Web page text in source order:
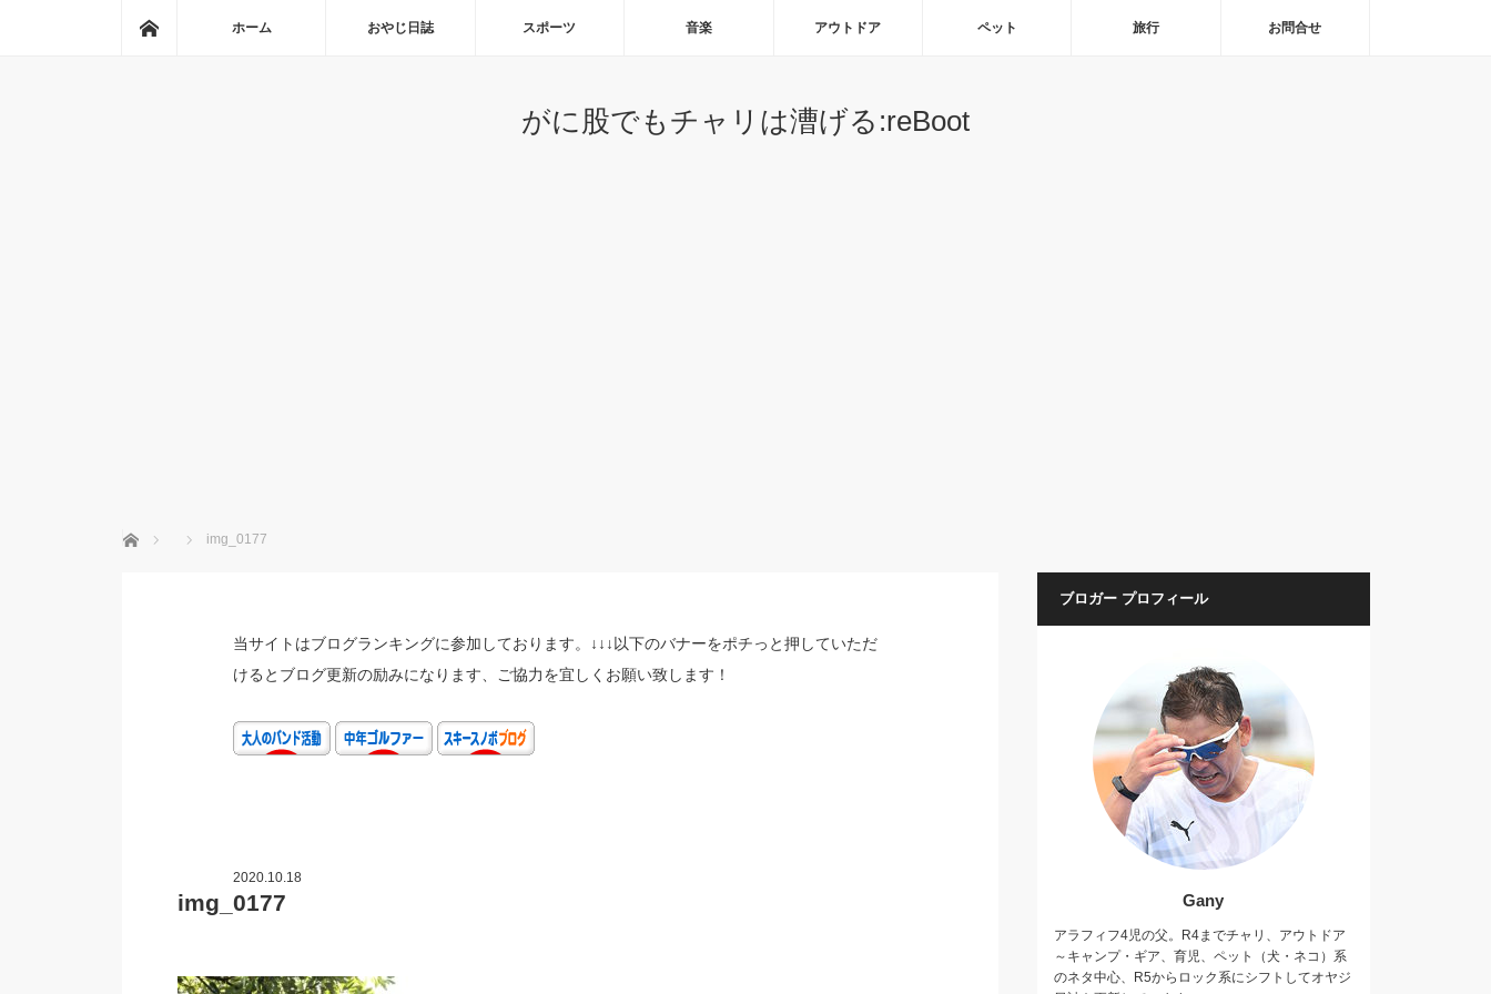
ホーム おやじ日誌 スポーツ 音楽 アウトドア ペット 旅行 お問合せ
がに股でもチャリは漕げる:reBoot
ホーム img_0177
当サイトはブログランキングに参加しております。↓↓↓以下のバナーをポチっと押していただ
けるとブログ更新の励みになります、ご協力を宜しくお願い致します！
2020.10.18
img_0177
ブロガー プロフィール
Gany
アラフィフ4児の父。R4までチャリ、アウトドア
～キャンプ・ギア、育児、ペット（犬・ネコ）系
のネタ中心、R5からロック系にシフトしてオヤジ